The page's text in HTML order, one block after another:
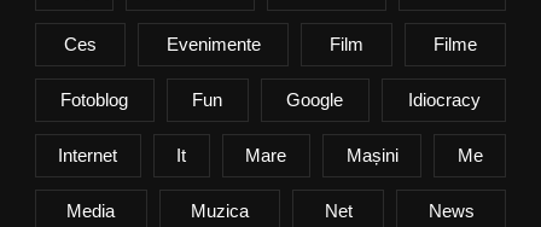
Ces Evenimente Film Filme
Fotoblog Fun Google Idiocracy
Internet It Mare Mașini Me
Media Muzica Net News